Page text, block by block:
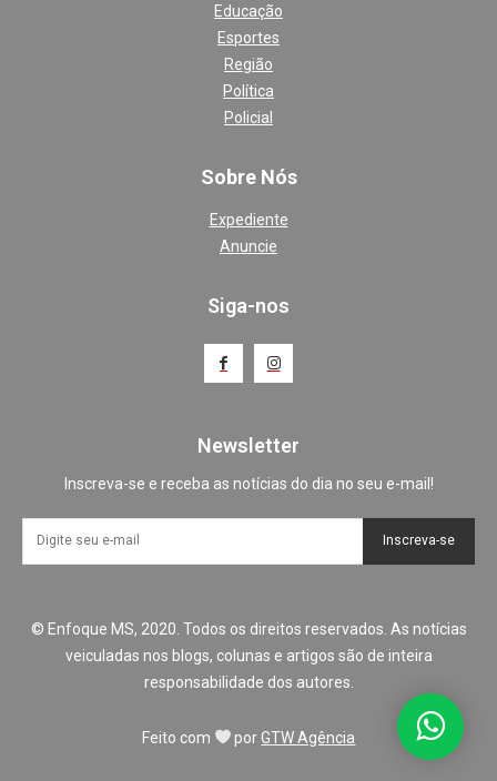
Educação
Esportes
Região
Política
Policial
Sobre Nós
Expediente
Anuncie
Siga-nos
Newsletter
Inscreva-se e receba as notícias do dia no seu e-mail!
Inscreva-se
© Enfoque MS, 2020. Todos os direitos reservados. As notícias
veiculadas nos blogs, colunas e artigos são de inteira
responsabilidade dos autores.
Feito com porGTW Agência